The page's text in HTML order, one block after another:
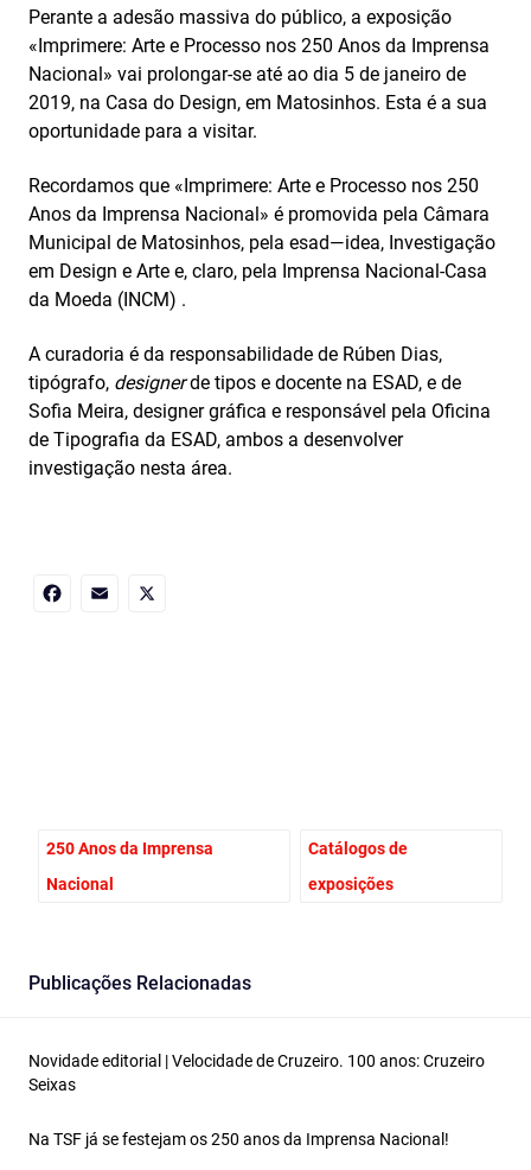
Perante a adesão massiva do público, a exposição
«Imprimere: Arte e Processo nos 250 Anos da Imprensa
Nacional» vai prolongar-se até ao dia 5 de janeiro de
2019, na Casa do Design, em Matosinhos. Esta é a sua
oportunidade para a visitar.
Recordamos que «Imprimere: Arte e Processo nos 250
Anos da Imprensa Nacional» é promovida pela Câmara
Municipal de Matosinhos, pela esad—idea, Investigação
em Design e Arte e, claro, pela Imprensa Nacional-Casa
da Moeda (INCM) .
A curadoria é da responsabilidade de Rúben Dias,
tipógrafo, designerde tipos e docente na ESAD, e de
Sofia Meira, designer gráfica e responsável pela Oficina
de Tipografia da ESAD, ambos a desenvolver
investigação nesta área.
250 Anos da Imprensa
Nacional
Catálogos de
exposições
Publicações Relacionadas
Novidade editorial | Velocidade de Cruzeiro. 100 anos: Cruzeiro
Seixas
Na TSF já se festejam os 250 anos da Imprensa Nacional!